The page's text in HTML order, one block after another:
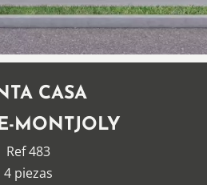
CASA
MONTJOLY
Ref 483
4 piezas